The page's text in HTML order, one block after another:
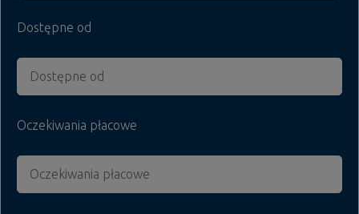
Dostępne od
Oczekiwania płacowe